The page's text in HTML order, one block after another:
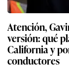
Atención,
versión: qué
California y
conductores